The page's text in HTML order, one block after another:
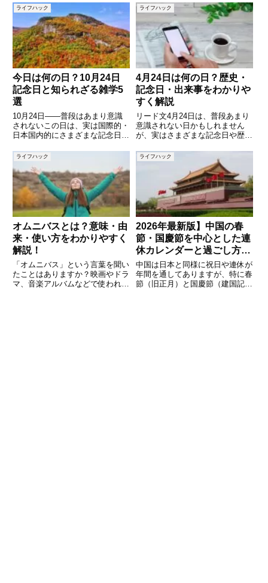
かもしれません。実はこの日は、
世界的にも日本国内でもさまざま
な意味を持つ記念日や出来事がた
くさんあります。本記事では「7
えることが大切です。しかし、ど
のように表現すれば良いか迷うこ
ともあるでしょう。この記事で
は、形見分けのお礼を書く際のポ
イ
ライフハック
今日は何の日？10月24日
記念日と知られざる雑学5
選
10月24日――普段はあまり意識
されないこの日は、実は国際的・
日本国内的にさまざまな記念日や
す。国連の発足を祝う「国連デ
ー」や、食文化にまつわる「マー
ガリンの日」、かわいらしい「文
鳥の日」、さらには語呂合わせに
ち
ライフハック
4月24日は何の日？歴史・
記念日・出来事をわかりや
すく解説
リード文4月24日は、普段あまり
意識されない日かもしれません
が、実はさまざまな記念日や歴史
です。世界的に見ても、日本国内
においても、文化や社会に影響を
与えた出来事がいくつも起こって
います。本記事では、4月24日
ライフハック
オムニバスとは？意味・由
来・使い方をわかりやすく
解説！
「オムニバス」という言葉を聞い
たことはありますか？映画やドラ
マ、音楽アルバムなどで使われる
ライフハック
2026年最新版】中国の春
節・国慶節を中心とした連
休カレンダーと過ごし方ガ
イド
中国は日本と同様に祝日や連休が
年間を通してありますが、特に春
節（旧正月）と国慶節（建国記念